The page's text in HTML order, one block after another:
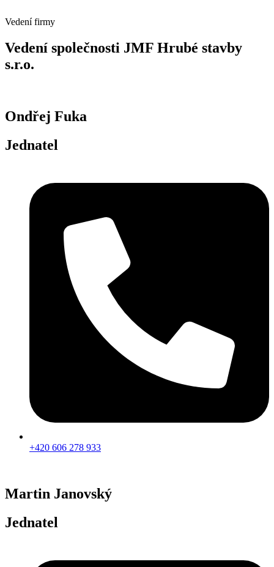
Vedení firmy
Vedení společnosti JMF Hrubé stavby
s.r.o.
Ondřej Fuka
Jednatel
+420 606 278 933
Martin Janovský
Jednatel